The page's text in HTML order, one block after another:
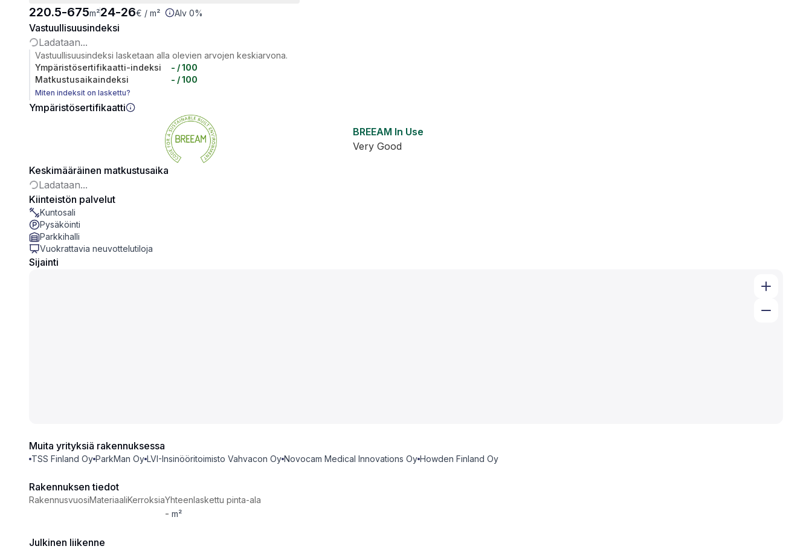
220.5-675m²24-26€ / m² Alv 0%
Vastuullisuusindeksi
Ladataan...
Vastuullisuusindeksi lasketaan alla olevien arvojen keskiarvona.
Ympäristösertifikaatti-indeksi
- / 100
Matkustusaikaindeksi
- / 100
Miten indeksit on laskettu?
Ympäristösertifikaatti
BREEAM In Use
Very Good
Keskimääräinen matkustusaika
Ladataan...
Kiinteistön palvelut
Kuntosali
Pysäköinti
Parkkihalli
Vuokrattavia neuvottelutiloja
Sijainti
Muita yrityksiä rakennuksessa
TSS Finland Oy ParkMan Oy LVI-Insinööritoimisto Vahvacon Oy Novocam Medical Innovations Oy Howden Finland Oy
Rakennuksen tiedot
RakennusvuosiMateriaaliKerroksiaYhteenlaskettu pinta-ala
- m²
Julkinen liikenne